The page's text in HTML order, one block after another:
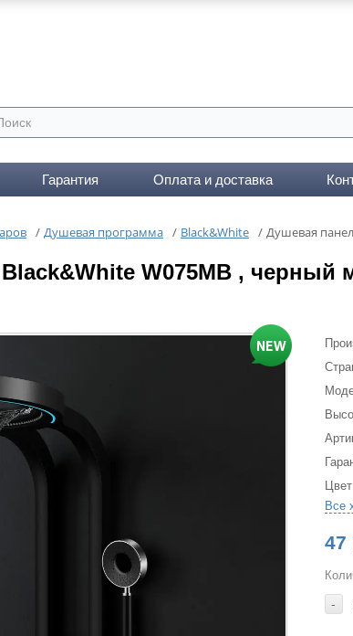
Гарантия Оплата и доставка
/ Душевая программа / Black&White / Душевая
W075MB , черный
Цвет
Все
47
-